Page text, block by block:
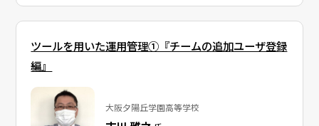
ツールを用いた運用管理①『チームの追加ユーザ登録
編』
大阪夕陽丘学園高等学校